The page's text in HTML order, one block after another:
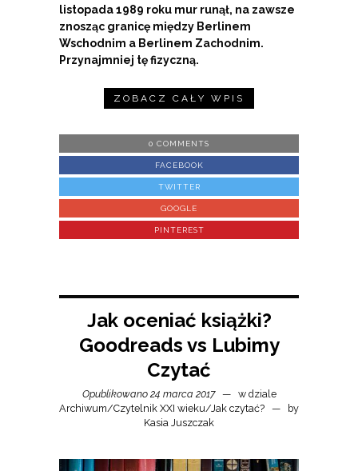
listopada 1989 roku mur runął, na zawsze
znosząc granicę między Berlinem
Wschodnim a Berlinem Zachodnim.
Przynajmniej tę fizyczną.
ZOBACZ CAŁY WPIS
0 COMMENTS
FACEBOOK
TWITTER
GOOGLE
PINTEREST
Jak oceniać książki?
Goodreads vs Lubimy
Czytać
Opublikowano 24 marca 2017
w dziale
Archiwum/Czytelnik XXI wieku/Jak czytać?
by
Kasia Juszczak